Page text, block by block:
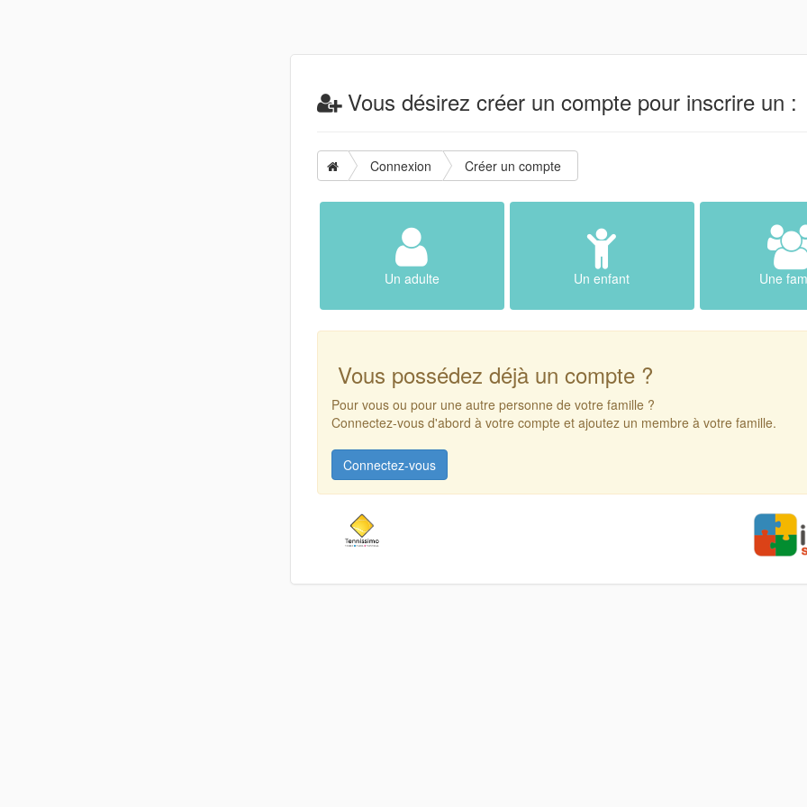
Vous désirez créer un compte pour inscrire un :
Connexion Créer un compte
Un adulte Un enfant Une
Vous possédez déjà un compte ?
Pour vous ou pour une autre personne de votre famille ?
Connectez-vous d'abord à votre compte et ajoutez un membre à votre famille.
Connectez-vous